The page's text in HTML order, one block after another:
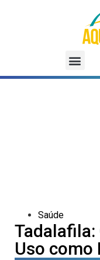
Saúde
Tadalafila:
Uso como